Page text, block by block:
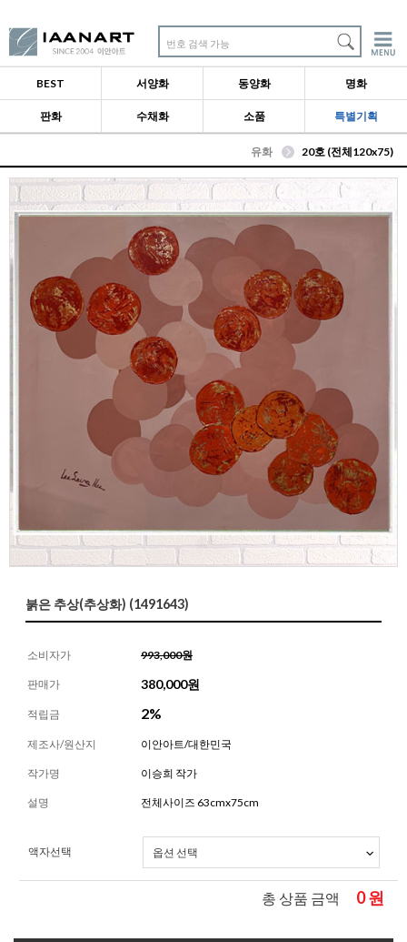
번호 검색 가능
BEST 서양화 동양화 명화
판화 수채화 소품 특별기획
유화 20호 (전체120x75)
붉은 추상(추상화) (1491643)
소비자가 993,000원
판매가 380,000원
적립금 2%
제조사/원산지 이안아트/대한민국
작가명 이승희 작가
설명 전체사이즈 63cmx75cm
액자선택
총 상품 금액 0원